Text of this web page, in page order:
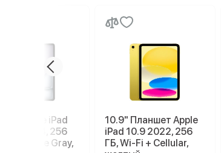
Apple iPad
2026 M4, 256
Fi, Space Gray,
10.9" Планшет Apple
iPad 10.9 2022, 256
ГБ, Wi-Fi + Cellular,